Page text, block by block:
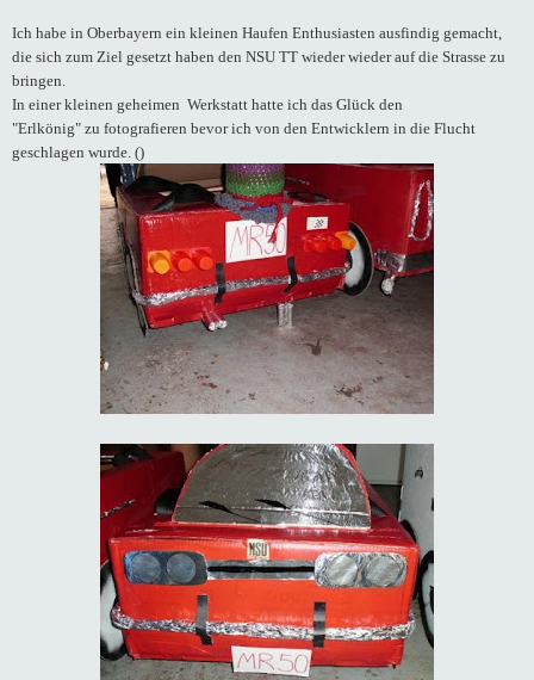
Ich habe in Oberbayern ein kleinen Haufen Enthusiasten ausfindig gemacht,
die sich zum Ziel gesetzt haben den NSU TT wieder wieder auf die Strasse zu
bringen.
In einer kleinen geheimen Werkstatt hatte ich das Glück den
"Erlkönig" zu fotografieren bevor ich von den Entwicklern in die Flucht
geschlagen wurde. ()